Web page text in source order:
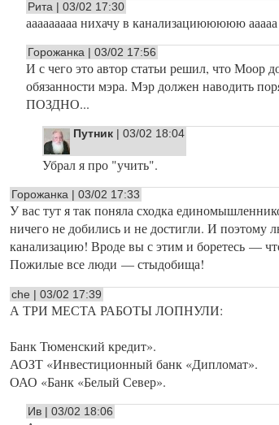
Рита | 03/02 17:30
ааааааааа нихачу в канализациююююю
Горожанка | 03/02 17:56
И с чего это автор статьи решил, что Моор
обязанности мэра. Мэр должен наводить
ПОЗДНО...
Путник | 03/02 18:04
Убрал я про "учить".
Горожанка | 03/02 17:33
У вас тут я так поняла сходка
ничего не добились и не достигли. И поэтому
канализацию! Вроде вы с этим и боретесь —
Пожилые все люди — стыдобища!
che | 03/02 17:39
А ТРИ МЕСТА РАБОТЫ ЛОПНУЛИ:
Банк Тюменский кредит».
АОЗТ «Инвестиционный банк «Дипломат».
ОАО «Банк «Белый Север».
Ив | 03/02 18:06